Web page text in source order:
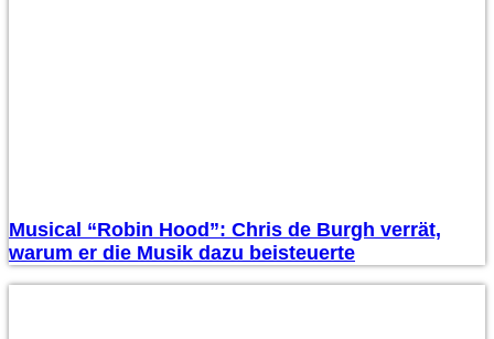
Musical “Robin Hood”: Chris de Burgh verrät,
warum er die Musik dazu beisteuerte